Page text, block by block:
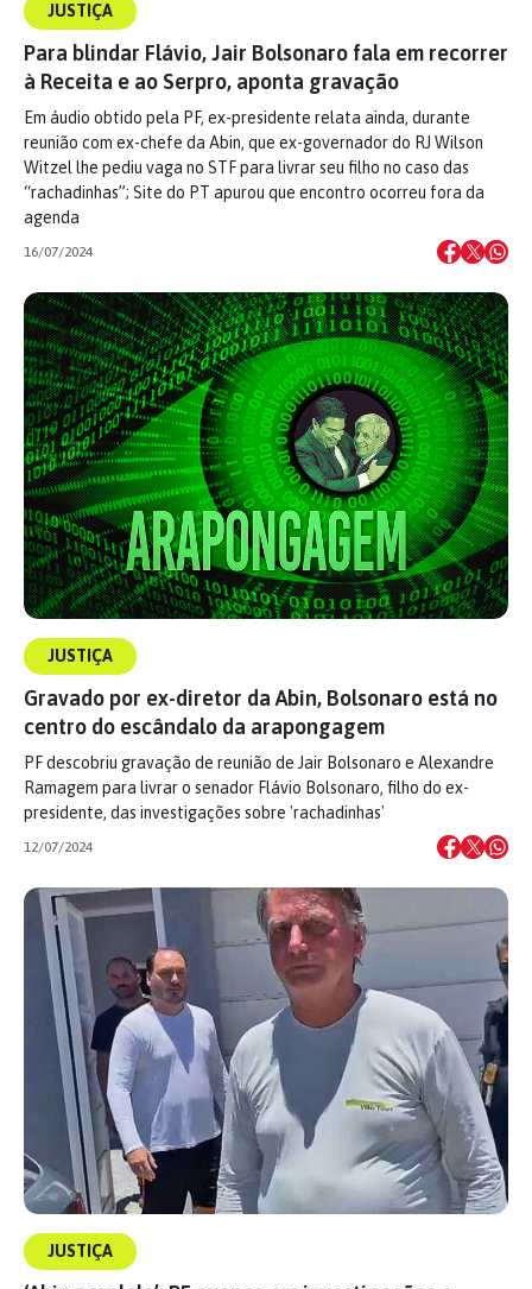
JUSTIÇA
Para blindar Flávio, Jair Bolsonaro fala em recorrer
à Receita e ao Serpro, aponta gravação
Em áudio obtido pela PF, ex-presidente relata ainda, durante
reunião com ex-chefe da Abin, que ex-governador do RJ Wilson
Witzel lhe pediu vaga no STF para livrar seu filho no caso das
“rachadinhas”; Site do PT apurou que encontro ocorreu fora da
agenda
16/07/2024
JUSTIÇA
Gravado por ex-diretor da Abin, Bolsonaro está no
centro do escândalo da arapongagem
PF descobriu gravação de reunião de Jair Bolsonaro e Alexandre
Ramagem para livrar o senador Flávio Bolsonaro, filho do ex-
presidente, das investigações sobre 'rachadinhas'
12/07/2024
JUSTIÇA